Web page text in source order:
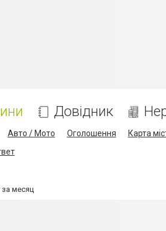
Довідник
Авто / Мото Оголошення Карта
за месяц